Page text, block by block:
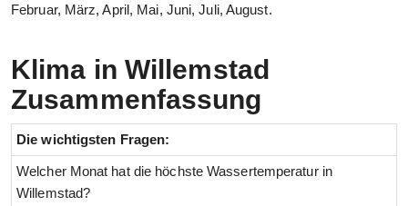
Februar, März, April, Mai, Juni, Juli, August.
Klima in Willemstad
Zusammenfassung
Die wichtigsten Fragen:
Welcher Monat hat die höchste Wassertemperatur in
Willemstad?